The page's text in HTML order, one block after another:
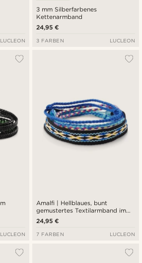
LUCLEON
3 mm Silberfarbenes
Kettenarmband
24,95 €
3 FARBEN LUCLEON
LUCLEON
Amalfi | Hellblaues, bunt
gemustertes Textilarmband im
Surfer-Style
24,95 €
7 FARBEN LUCLEON